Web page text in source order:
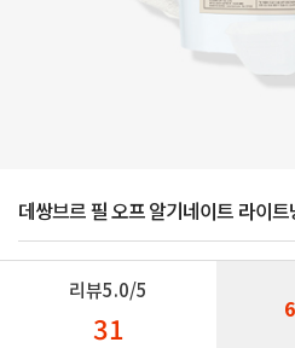
데쌍브르 필 오프 알기네이트 라이
리뷰5.0/5
31